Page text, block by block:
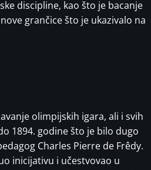
discipline, kao što je bacanje
grančice što je ukazivalo na
olimpijskih igara, ali i svih
1894. godine što je bilo dugo
Charles Pierre de Frêdy.
inicijativu i učestvovao u